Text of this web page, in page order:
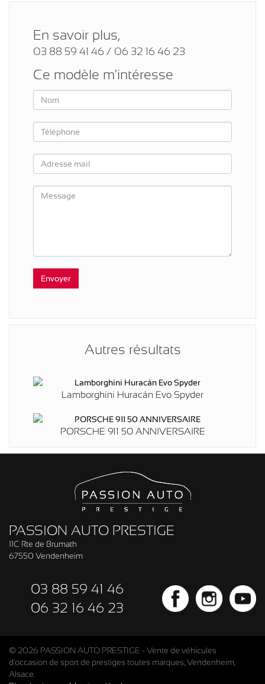
En savoir plus,
03 88 59 41 46 / 06 32 16 46 23
Ce modèle m'intéresse
Autres résultats
Lamborghini Huracán Evo Spyder
PORSCHE 911 50 ANNIVERSAIRE
PASSION AUTO PRESTIGE
11C Rte de Brumath
67550 Vendenheim
03 88 59 41 46
06 32 16 46 23
© 2026 PASSION AUTO PRESTIGE - Vente de véhicules
d'occasion de sport de prestiges toutes marques, Vendenheim,
Alsace.